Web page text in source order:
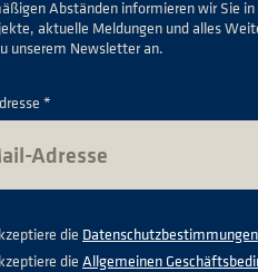
Abständen informieren wir Sie
aktuelle Meldungen und alles
unserem Newsletter an.
*
die Datenschutzbestimmungen
die Allgemeinen